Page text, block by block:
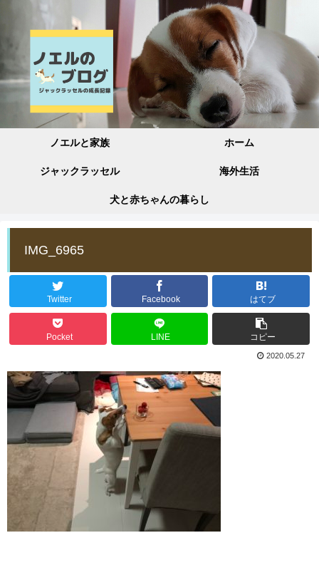
ノエルと家族 ホーム
ジャックラッセル 海外生活
犬と赤ちゃんの暮らし
IMG_6965
Twitter Facebook はてブ
Pocket LINE コピー
2020.05.27